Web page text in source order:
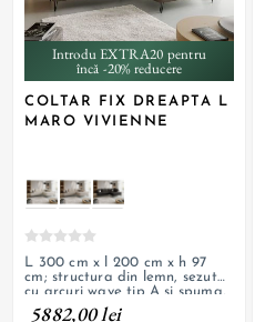
Introdu EXTRA20 pentru
încă -20% reducere
COLTAR FIX DREAPTA L
MARO VIVIENNE
L 300 cm x l 200 cm x h 97
cm; structura din lemn, sezut
cu arcuri wave tip A si spuma,
tapiterie din textil boucle, tiv
5882,00 lei